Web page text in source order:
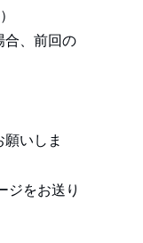
合、前回の
いしま
ジをお送り